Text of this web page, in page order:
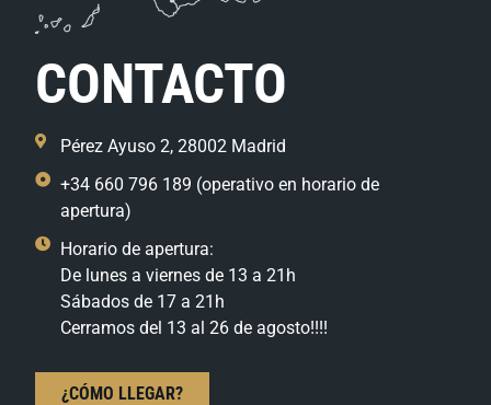
CONTACTO
Pérez Ayuso 2, 28002 Madrid
+34 660 796 189 (operativo en horario de
apertura)
Horario de apertura:
De lunes a viernes de 13 a 21h
Sábados de 17 a 21h
Cerramos del 13 al 26 de agosto!!!!
¿CÓMO LLEGAR?